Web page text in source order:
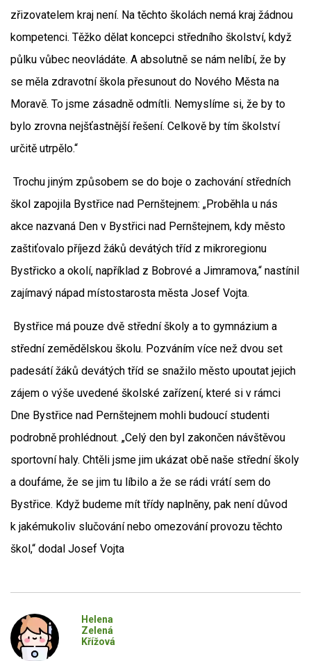
zřizovatelem kraj není. Na těchto školách nemá kraj žádnou
kompetenci. Těžko dělat koncepci středního školství, když
půlku vůbec neovládáte. A absolutně se nám nelíbí, že by
se měla zdravotní škola přesunout do Nového Města na
Moravě. To jsme zásadně odmítli. Nemyslíme si, že by to
bylo zrovna nejšťastnější řešení. Celkově by tím školství
určitě utrpělo.“
Trochu jiným způsobem se do boje o zachování středních
škol zapojila Bystřice nad Pernštejnem: „Proběhla u nás
akce nazvaná Den v Bystřici nad Pernštejnem, kdy město
zaštiťovalo příjezd žáků devátých tříd z mikroregionu
Bystřicko a okolí, například z Bobrové a Jimramova,“ nastínil
zajímavý nápad místostarosta města Josef Vojta.
Bystřice má pouze dvě střední školy a to gymnázium a
střední zemědělskou školu. Pozváním více než dvou set
padesátí žáků devátých tříd se snažilo město upoutat jejich
zájem o výše uvedené školské zařízení, které si v rámci
Dne Bystřice nad Pernštejnem mohli budoucí studenti
podrobně prohlédnout. „Celý den byl zakončen návštěvou
sportovní haly. Chtěli jsme jim ukázat obě naše střední školy
a doufáme, že se jim tu líbilo a že se rádi vrátí sem do
Bystřice. Když budeme mít třídy naplněny, pak není důvod
k jakémukoliv slučování nebo omezování provozu těchto
škol,“ dodal Josef Vojta
Helena
Zelená
Křížová